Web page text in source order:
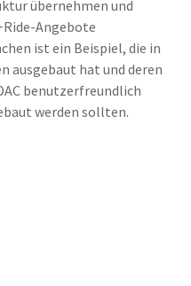
übernehmen und
Angebote
ist ein Beispiel, die in
ausgebaut hat und deren
benutzerfreundlich
werden sollten.